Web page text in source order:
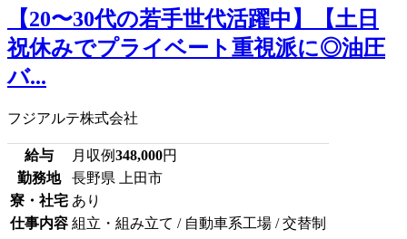
【20〜30代の若手世代活躍中】【土日
祝休みでプライベート重視派に◎油圧
バ...
フジアルテ株式会社
給与 月収例348,000円
勤務地
長野県 上田市
寮・社宅 あり
仕事内容 組立・組み立て / 自動車系工場 / 交替制